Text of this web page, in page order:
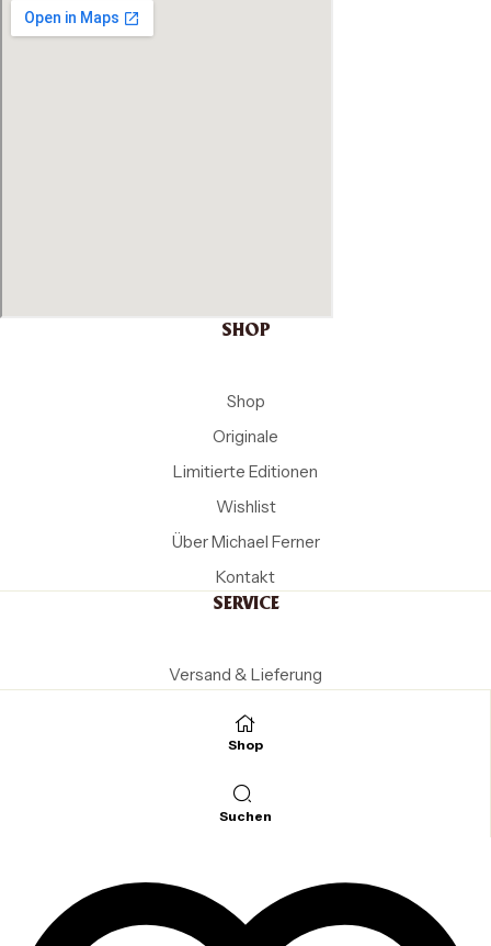
Shop
Suchen
SHOP
Shop
Originale
Limitierte Editionen
Wishlist
Über Michael Ferner
Kontakt
SERVICE
Versand & Lieferung
Widerruf
RECHTLICHES
Datenschutz